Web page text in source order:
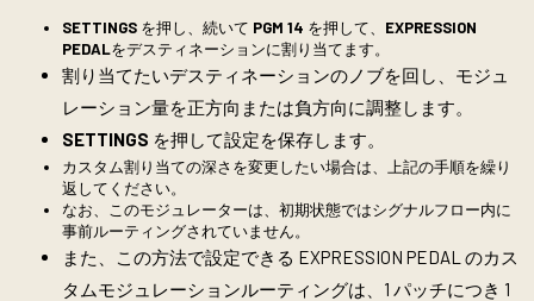
SETTINGS を押し、続いて PGM 14 を押して、 EXPRESSION
PEDALをデスティネーションに割り当てます。
割り当てたいデスティネーションのノブを回し、モジュ
レーション量を正方向または負方向に調整します。
SETTINGS を押して設定を保存します。
カスタム割り当ての深さを変更したい場合は、上記の手順を繰り
返してください。
なお、このモジュレーターは、初期状態ではシグナルフロー内に
事前ルーティングされていません。
また、この方法で設定できる EXPRESSION PEDAL のカス
タムモジュレーションルーティングは、1 パッチにつき 1